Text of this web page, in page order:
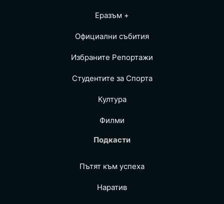
Еразъм +
Официални събития
Избраните Репoртажи
Студентите за Спортa
Култура
Филми
Подкасти
Пътят към успеха
Наратив